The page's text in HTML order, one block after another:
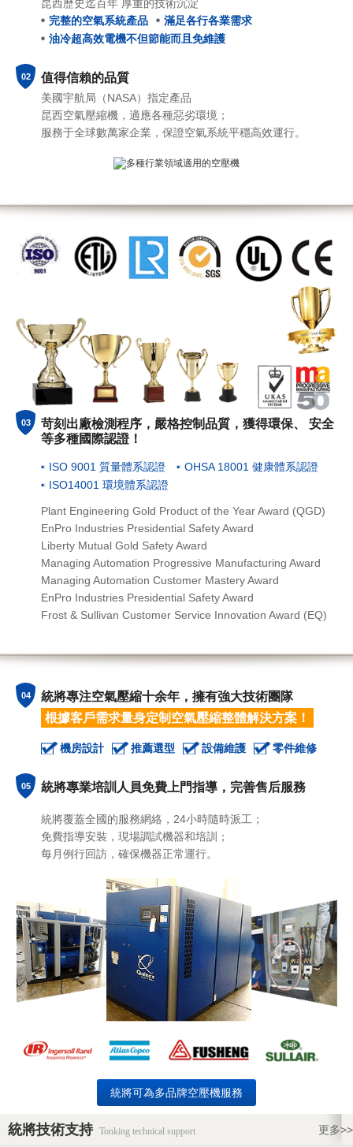
昆西歷史迄百年 厚重的技術沉淀
完整的空氣系統產品
滿足各行各業需求
油冷超高效電機不但節能而且免維護
02 值得信賴的品質
美國宇航局（NASA） 指定產品
昆西空氣壓縮機，適應各種惡劣環境；
服務于全球數萬家企業，保證空氣系統平穩高效運行。
03
苛刻出廠檢測程序，嚴格控制品質，獲得環保、 安全
等多種國際認證！
ISO 9001 質量體系認證
OHSA 18001 健康體系認證
ISO14001 環境體系認證
Plant Engineering Gold Product of the Year Award (QGD)
EnPro Industries Presidential Safety Award
Liberty Mutual Gold Safety Award
Managing Automation Progressive Manufacturing Award
Managing Automation Customer Mastery Award
EnPro Industries Presidential Safety Award
Frost & Sullivan Customer Service Innovation Award (EQ)
04
統將專注空氣壓縮十余年，擁有強大技術團隊
根據客戶需求量身定制空氣壓縮整體解決方案！
機房設計 推薦選型 設備維護 零件維修
05 統將專業培訓人員免費上門指導，完善售后服務
統將覆蓋全國的服務網絡， 24小時隨時派工；
免費指導安裝，現場調試機器和培訓；
每月例行回訪，確保機器正常運行。
統將可為多品牌空壓機服務
統將技術支持 Tonking technical support 更多>>